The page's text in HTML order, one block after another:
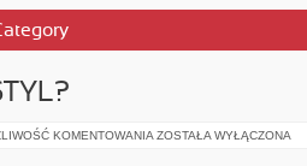
KOMENTOWANIA JAK
ZOSTAŁA WYŁĄCZONA